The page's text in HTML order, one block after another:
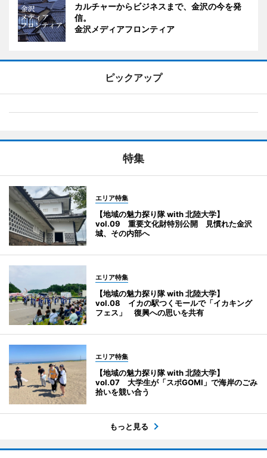
カルチャーからビジネスまで、金沢の今を発
信。
金沢メディアフロンティア
ピックアップ
特集
エリア特集
【地域の魅力探り隊 with 北陸大学】
vol.09 重要文化財特別公開 見慣れた金沢
城、その内部へ
エリア特集
【地域の魅力探り隊 with 北陸大学】
vol.08 イカの駅つくモールで「イカキング
フェス」 復興への思いを共有
エリア特集
【地域の魅力探り隊 with 北陸大学】
vol.07 大学生が「スポGOMI」で海岸のごみ
拾いを競い合う
もっと見る